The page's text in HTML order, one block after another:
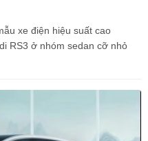
xe điện hiệu suất cao
RS3 ở nhóm sedan cỡ nhỏ